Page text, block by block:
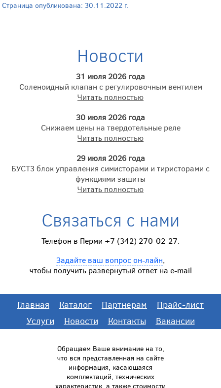
Страница опубликована: 30.11.2022 г.
Новости
31 июля 2026 года
Соленоидный клапан с регулировочным вентилем
Читать полностью
30 июля 2026 года
Снижаем цены на твердотельные реле
Читать полностью
29 июля 2026 года
БУСТ3 блок управления симисторами и тиристорами с
функциями защиты
Читать полностью
Связаться с нами
Телефон в Перми +7 (342) 270-02-27.
Задайте ваш вопрос он-лайн,
чтобы получить развернутый ответ на e-mail
Главная Каталог Партнерам
Прайс-лист
Услуги
Новости Контакты Вакансии
Обращаем Ваше внимание на то,
что вся представленная на сайте
информация, касающаяся
комплектаций, технических
характеристик, а также стоимости